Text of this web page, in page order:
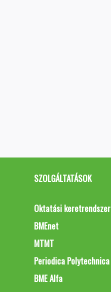
SZOLGÁLTATÁSOK
Oktatási keretrendszer
BMEnet
MTMT
Periodica Polytechnica
BME Alfa